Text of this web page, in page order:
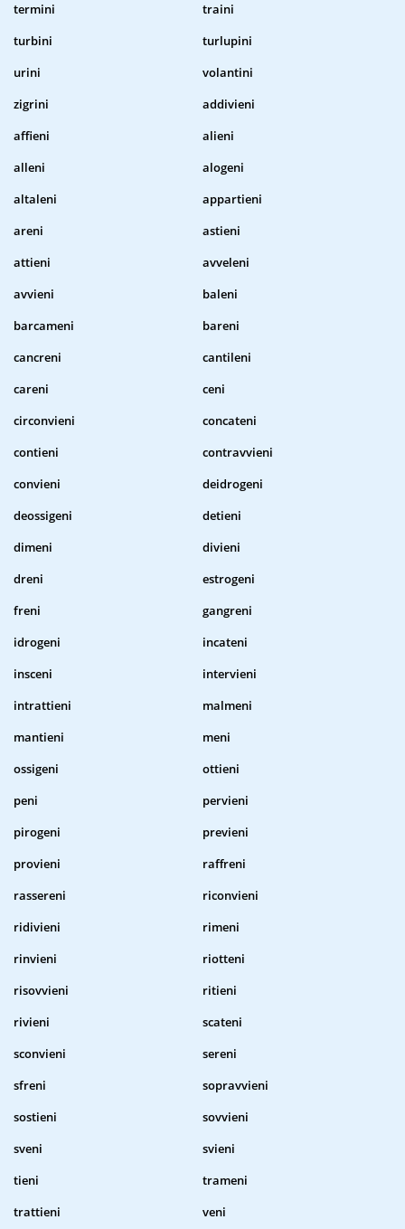
termini
traini
turbini
turlupini
urini
volantini
zigrini
addivieni
affieni
alieni
alleni
alogeni
altaleni
appartieni
areni
astieni
attieni
avveleni
avvieni
baleni
barcameni
bareni
cancreni
cantileni
careni
ceni
circonvieni
concateni
contieni
contravvieni
convieni
deidrogeni
deossigeni
detieni
dimeni
divieni
dreni
estrogeni
freni
gangreni
idrogeni
incateni
insceni
intervieni
intrattieni
malmeni
mantieni
meni
ossigeni
ottieni
peni
pervieni
pirogeni
previeni
provieni
raffreni
rassereni
riconvieni
ridivieni
rimeni
rinvieni
riotteni
risovvieni
ritieni
rivieni
scateni
sconvieni
sereni
sfreni
sopravvieni
sostieni
sovvieni
sveni
svieni
tieni
trameni
trattieni
veni